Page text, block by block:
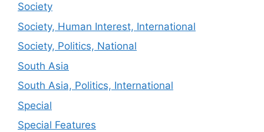
Society
Society, Human Interest, International
Society, Politics, National
South Asia
South Asia, Politics, International
Special
Special Features